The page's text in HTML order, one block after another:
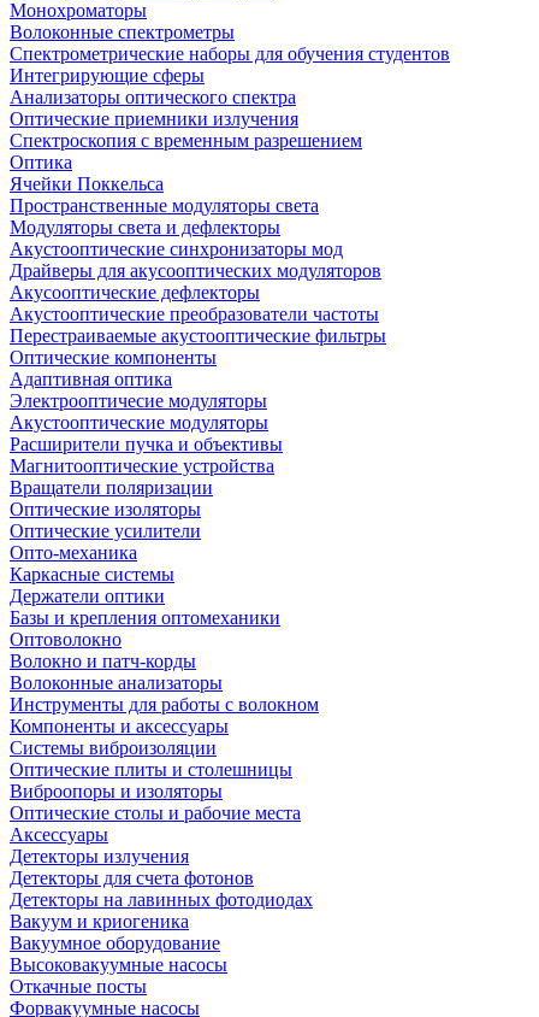
Монохроматоры
Волоконные спектрометры
Спектрометрические наборы для обучения студентов
Интегрирующие сферы
Анализаторы оптического спектра
Оптические приемники излучения
Спектроскопия с временным разрешением
Оптика
Ячейки Поккельса
Пространственные модуляторы света
Модуляторы света и дефлекторы
Акустооптические синхронизаторы мод
Драйверы для акусооптических модуляторов
Акусооптические дефлекторы
Акустооптические преобразователи частоты
Перестраиваемые акустооптические фильтры
Оптические компоненты
Адаптивная оптика
Электрооптичесие модуляторы
Акустооптические модуляторы
Расширители пучка и объективы
Магнитооптические устройства
Вращатели поляризации
Оптические изоляторы
Оптические усилители
Опто-механика
Каркасные системы
Держатели оптики
Базы и крепления оптомеханики
Оптоволокно
Волокно и патч-корды
Волоконные анализаторы
Инструменты для работы с волокном
Компоненты и аксессуары
Системы виброизоляции
Оптические плиты и столешницы
Виброопоры и изоляторы
Оптические столы и рабочие места
Аксессуары
Детекторы излучения
Детекторы для счета фотонов
Детекторы на лавинных фотодиодах
Вакуум и криогеника
Вакуумное оборудование
Высоковакуумные насосы
Откачные посты
Форвакуумные насосы